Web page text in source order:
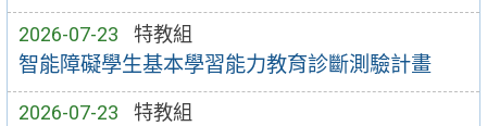
2026-07-23 特教組
智能障礙學生基本學習能力教育診斷測驗計畫
2026-07-23 特教組